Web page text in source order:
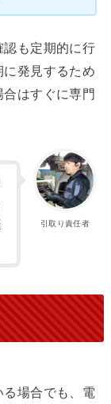
も定期的に行
発見するため
はすぐに専門
引取り責任者
場合でも、電